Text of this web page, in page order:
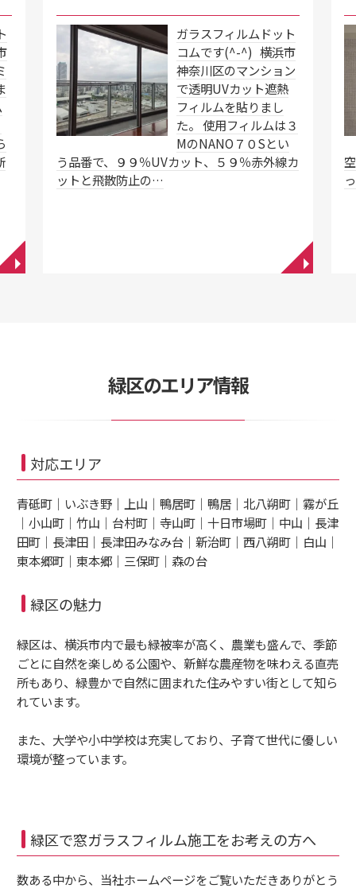
◥
ガラスフィルムドット
コムです(^-^) 横浜市
神奈川区のマンション
で透明UVカット遮熱
フィルムを貼りまし
た。 使用フィルムは３
MのNANO７０Sとい
う品番で、９９％UVカット、５９％赤外線カ
ットと飛散防止の…
◥
緑区のエリア情報
対応エリア
青砥町｜いぶき野｜上山｜鴨居町｜鴨居｜北八朔町｜霧が丘
｜小山町｜竹山｜台村町｜寺山町｜十日市場町｜中山｜長津
田町｜長津田｜長津田みなみ台｜新治町｜西八朔町｜白山｜
東本郷町｜東本郷｜三保町｜森の台
緑区の魅力
緑区は、横浜市内で最も緑被率が高く、農業も盛んで、季節
ごとに自然を楽しめる公園や、新鮮な農産物を味わえる直売
所もあり、緑豊かで自然に囲まれた住みやすい街として知ら
れています。
また、大学や小中学校は充実しており、子育て世代に優しい
環境が整っています。
緑区で窓ガラスフィルム施工をお考えの方へ
数ある中から、当社ホームページをご覧いただきありがとう